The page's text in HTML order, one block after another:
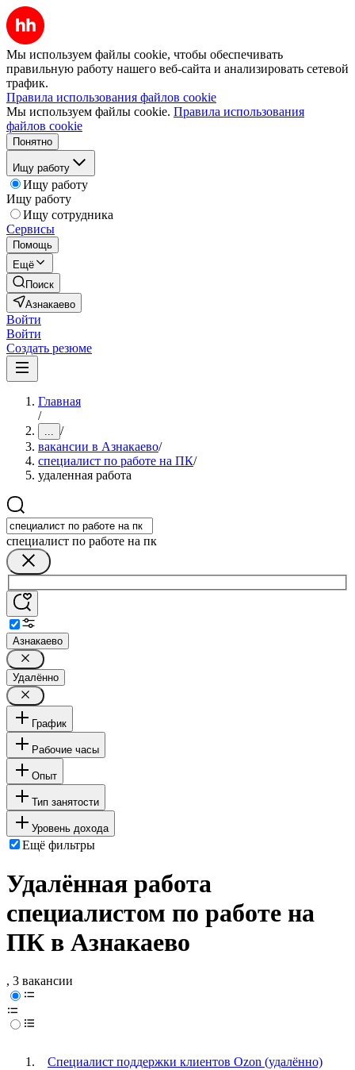
Мы используем файлы cookie, чтобы обеспечивать
правильную работу нашего веб-сайта и анализировать сетевой
трафик.
Правила использования файлов cookie
Мы используем файлы cookie. Правила использования
файлов cookie
Понятно
Ищу работу
Ищу работу
Ищу работу
Ищу сотрудника
Сервисы
Помощь
Ещё
Поиск
Азнакаево
Войти
Войти
Создать резюме
Главная
/
... /
вакансии в Азнакаево/
специалист по работе на ПК/
удаленная работа
специалист по работе на пк
Азнакаево
Удалённо
График
Рабочие часы
Опыт
Тип занятости
Уровень дохода
Ещё фильтры
Удалённая работа
специалистом по работе на
ПК в Азнакаево
, 3 вакансии
Специалист поддержки клиентов Ozon (удалённо)